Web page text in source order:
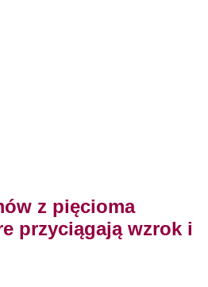
z pięcioma
przyciągają wzrok i